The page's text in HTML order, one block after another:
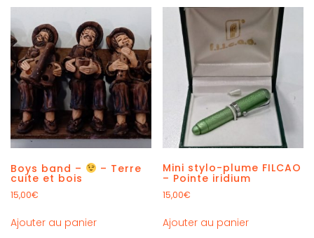
Boys band – – Terre
cuite et bois
15,00€
Ajouter au panier
Mini stylo-plume FILCAO
– Pointe iridium
15,00€
Ajouter au panier